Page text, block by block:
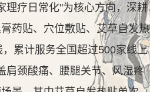
理疗日常化"为核心方向，深耕
药贴、穴位敷贴、艾草自发热
累计服务全国超过500家线上
肩颈酸痛、腰腿关节、风湿疼